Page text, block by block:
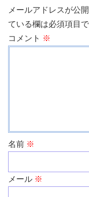
メールアドレスが公
ている欄は必須項目
コメント ※
名前 ※
メール ※